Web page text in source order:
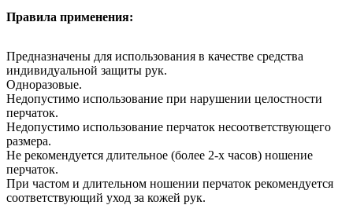
Правила применения:
Предназначены для использования в качестве средства
индивидуальной защиты рук.
Одноразовые.
Недопустимо использование при нарушении целостности
перчаток.
Недопустимо использование перчаток несоответствующего
размера.
Не рекомендуется длительное (более 2-х часов) ношение
перчаток.
При частом и длительном ношении перчаток рекомендуется
соответствующий уход за кожей рук.